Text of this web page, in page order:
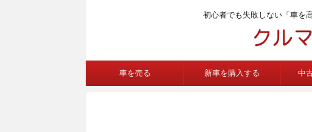
初心者でも失敗しない「車を
車を売る 新車を購入する 中